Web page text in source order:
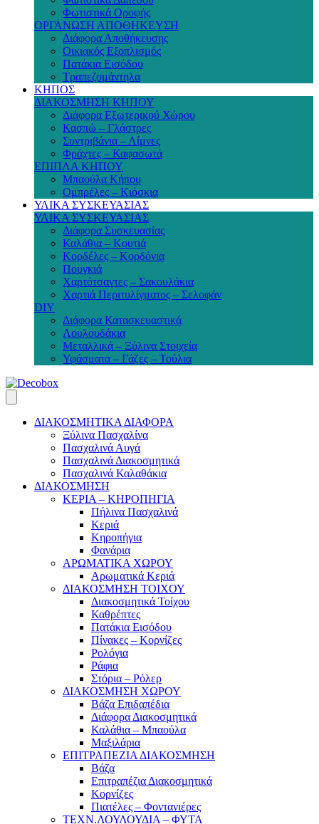
Φωτιστικά Οροφής
ΟΡΓΑΝΩΣΗ ΑΠΟΘΗΚΕΥΣΗ
Διάφορα Αποθήκευσης
Οικιακός Εξοπλισμός
Πατάκια Εισόδου
Τραπεζομάντηλα
ΚΗΠΟΣ
ΔΙΑΚΟΣΜΗΣΗ ΚΗΠΟΥ
Διάφορα Εξωτερικού Χώρου
Κασπώ – Γλάστρες
Συντριβάνια – Λίμνες
Φράχτες – Καφασωτά
ΕΠΙΠΛΑ ΚΗΠΟΥ
Μπαούλα Κήπου
Ομπρέλες – Κιόσκια
ΥΛΙΚΑ ΣΥΣΚΕΥΑΣΙΑΣ
ΥΛΙΚΑ ΣΥΣΚΕΥΑΣΙΑΣ
Διάφορα Συσκευασίας
Καλάθια – Κουτιά
Κορδέλες – Κορδόνια
Πουγκιά
Χαρτότσαντες – Σακουλάκια
Χαρτιά Περιτυλίγματος – Σελοφάν
DIY
Διάφορα Κατασκευαστικά
Λουλουδάκια
Μεταλλικά – Ξύλινα Στοιχεία
Υφάσματα – Γάζες – Τούλια
ΔΙΑΚΟΣΜΗΤΙΚΑ ΔΙΑΦΟΡΑ
Ξύλινα Πασχαλίνα
Πασχαλινά Αυγά
Πασχαλινά Διακοσμητικά
Πασχαλινά Καλαθάκια
ΔΙΑΚΟΣΜΗΣΗ
ΚΕΡΙΑ – ΚΗΡΟΠΗΓΙΑ
Πήλινα Πασχαλινά
Κεριά
Κηροπήγια
Φανάρια
ΑΡΩΜΑΤΙΚΑ ΧΩΡΟΥ
Αρωματικά Κεριά
ΔΙΑΚΟΣΜΗΣΗ ΤΟΙΧΟΥ
Διακοσμητικά Τοίχου
Καθρέπτες
Πατάκια Εισόδου
Πίνακες – Κορνίζες
Ρολόγια
Ράφια
Στόρια – Ρόλερ
ΔΙΑΚΟΣΜΗΣΗ ΧΩΡΟΥ
Βάζα Επιδαπέδια
Διάφορα Διακοσμητικά
Καλάθια – Μπαούλα
Μαξιλάρια
ΕΠΙΤΡΑΠΕΖΙΑ ΔΙΑΚΟΣΜΗΣΗ
Βάζα
Επιτραπέζια Διακοσμητικά
Κορνίζες
Πιατέλες – Φοντανιέρες
ΤΕΧΝ.ΛΟΥΛΟΥΔΙΑ – ΦΥΤΑ